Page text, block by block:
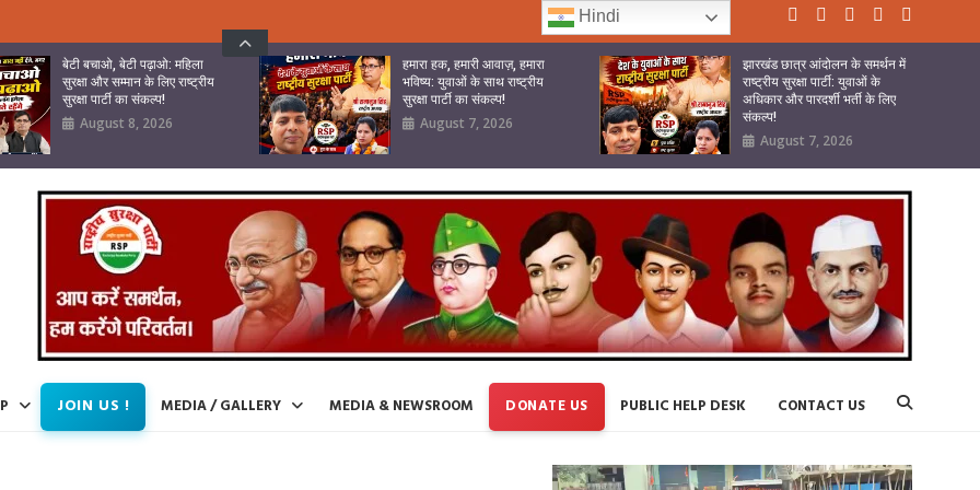
बेटी बचाओ, बेटी पढ़ाओ: महिला
सुरक्षा और सम्मान के लिए राष्ट्रीय
सुरक्षा पार्टी का संकल्प!
August 8, 2026
हमारा हक, हमारी आवाज़, हमारा
भविष्य: युवाओं के साथ राष्ट्रीय
सुरक्षा पार्टी का संकल्प!
August 7, 2026
झारखंड छात्र आंदोलन के समर्थन में
राष्ट्रीय सुरक्षा पार्टी: युवाओं के
अधिकार और पारदर्शी भर्ती के लिए
संकल्प!
August 7, 2026
JOIN US ! MEDIA / GALLERY MEDIA & NEWSROOM DONATE US PUBLIC HELP DESK CONTACT US
Video
Hindi